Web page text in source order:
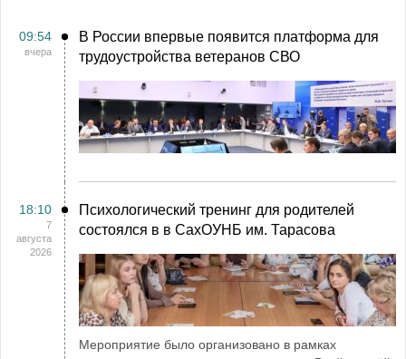
09:54
вчера
В России впервые появится платформа для
трудоустройства ветеранов СВО
18:10
7
августа
2026
Психологический тренинг для родителей
состоялся в в СахОУНБ им. Тарасова
Мероприятие было организовано в рамках